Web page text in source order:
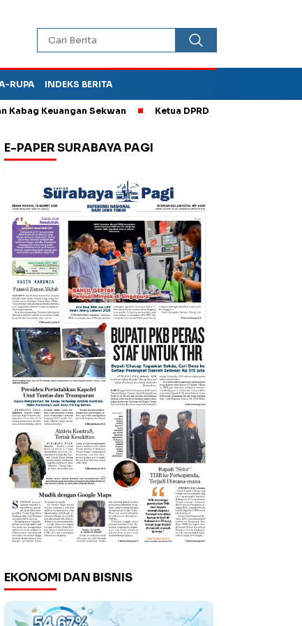
RUPA INDEKS BERITA
Keuangan Sekwan Ketua DPRD Kota Madiun Sebut
E-PAPER SURABAYA PAGI
EKONOMI DAN BISNIS